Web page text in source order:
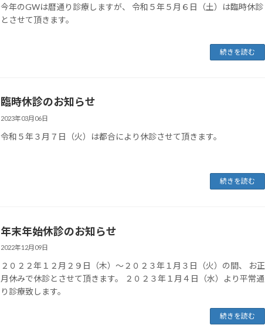
今年のGWは暦通り診療しますが、 令和５年５月６日（土）は臨時休診
とさせて頂きます。
続きを読む
臨時休診のお知らせ
2023年03月06日
令和５年３月７日（火）は都合により休診させて頂きます。
続きを読む
年末年始休診のお知らせ
2022年12月09日
２０２２年１２月２９日（木）～２０２３年１月３日（火）の間、 お正
月休みで休診とさせて頂きます。 ２０２３年１月４日（水）より平常通
り診療致します。
続きを読む